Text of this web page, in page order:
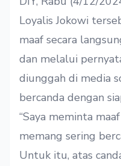
Loyalis Jokowi
maaf secara
dan melalui
diunggah di media
bercanda dengan
“Saya meminta
memang sering
Untuk itu, atas